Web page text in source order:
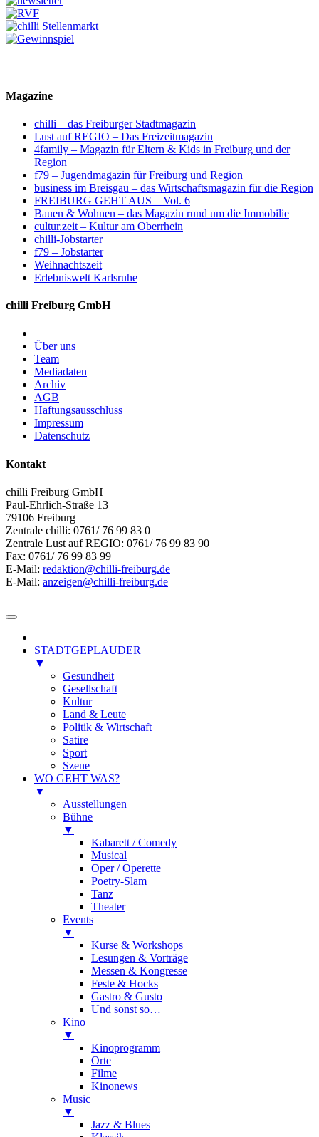
Magazine
chilli – das Freiburger Stadtmagazin
Lust auf REGIO – Das Freizeitmagazin
4family – Magazin für Eltern & Kids in Freiburg und der
Region
f79 – Jugendmagazin für Freiburg und Region
business im Breisgau – das Wirtschaftsmagazin für die Region
FREIBURG GEHT AUS – Vol. 6
Bauen & Wohnen – das Magazin rund um die Immobilie
cultur.zeit – Kultur am Oberrhein
chilli-Jobstarter
f79 – Jobstarter
Weihnachtszeit
Erlebniswelt Karlsruhe
chilli Freiburg GmbH
Über uns
Team
Mediadaten
Archiv
AGB
Haftungsausschluss
Impressum
Datenschutz
Kontakt
chilli Freiburg GmbH
Paul-Ehrlich-Straße 13
79106 Freiburg
Zentrale chilli: 0761/ 76 99 83 0
Zentrale Lust auf REGIO: 0761/ 76 99 83 90
Fax: 0761/ 76 99 83 99
E-Mail: redaktion@chilli-freiburg.de
E-Mail: anzeigen@chilli-freiburg.de
STADTGEPLAUDER
▼
Gesundheit
Gesellschaft
Kultur
Land & Leute
Politik & Wirtschaft
Satire
Sport
Szene
WO GEHT WAS?
▼
Ausstellungen
Bühne
▼
Kabarett / Comedy
Musical
Oper / Operette
Poetry-Slam
Tanz
Theater
Events
▼
Kurse & Workshops
Lesungen & Vorträge
Messen & Kongresse
Feste & Hocks
Gastro & Gusto
Und sonst so…
Kino
▼
Kinoprogramm
Orte
Filme
Kinonews
Music
▼
Jazz & Blues